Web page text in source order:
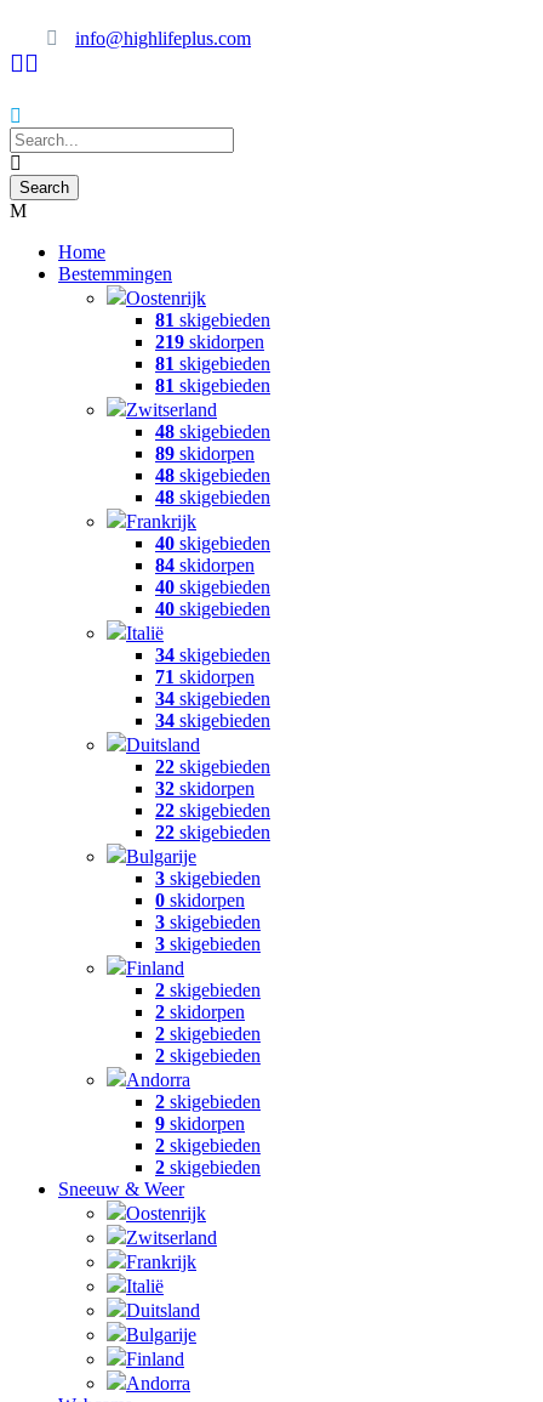
info@highlifeplus.com
Home
Bestemmingen
Oostenrijk
81 skigebieden
219 skidorpen
81 skigebieden
81 skigebieden
Zwitserland
48 skigebieden
89 skidorpen
48 skigebieden
48 skigebieden
Frankrijk
40 skigebieden
84 skidorpen
40 skigebieden
40 skigebieden
Italië
34 skigebieden
71 skidorpen
34 skigebieden
34 skigebieden
Duitsland
22 skigebieden
32 skidorpen
22 skigebieden
22 skigebieden
Bulgarije
3 skigebieden
0 skidorpen
3 skigebieden
3 skigebieden
Finland
2 skigebieden
2 skidorpen
2 skigebieden
2 skigebieden
Andorra
2 skigebieden
9 skidorpen
2 skigebieden
2 skigebieden
Sneeuw & Weer
Oostenrijk
Zwitserland
Frankrijk
Italië
Duitsland
Bulgarije
Finland
Andorra